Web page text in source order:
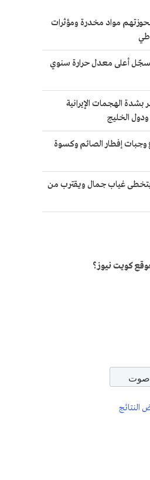
23 متهما بحوزتهم مواد مخدرة ومؤثرات
تسجّل أعلى معدل حرارة سنوي
الهجمات الإيرانية
ودول الخليج
وجبات إفطار الصائم وكسوة
يتخطى غياب جمال ويقترب من
كويت نيوز؟
النتائج